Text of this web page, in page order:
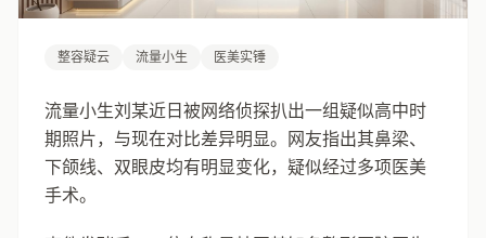
整容疑云 流量小生 医美实锤
流量小生刘某近日被网络侦探扒出一组疑似高中时
期照片，与现在对比差异明显。网友指出其鼻梁、
下颌线、双眼皮均有明显变化，疑似经过多项医美
手术。